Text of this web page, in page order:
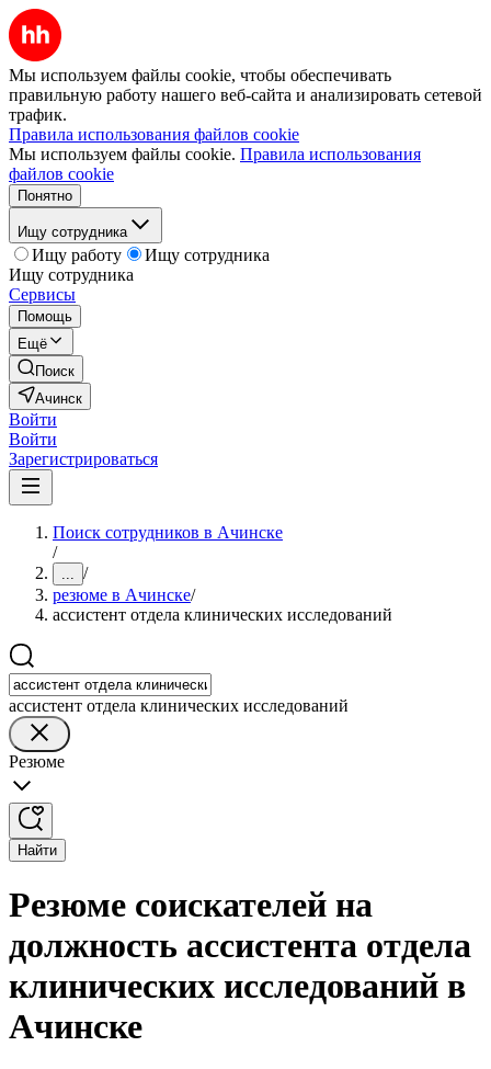
Мы используем файлы cookie, чтобы обеспечивать
правильную работу нашего веб-сайта и анализировать сетевой
трафик.
Правила использования файлов cookie
Мы используем файлы cookie. Правила использования
файлов cookie
Понятно
Ищу сотрудника
Ищу работу
Ищу сотрудника
Ищу сотрудника
Сервисы
Помощь
Ещё
Поиск
Ачинск
Войти
Войти
Зарегистрироваться
Поиск сотрудников в Ачинске
/
... /
резюме в Ачинске/
ассистент отдела клинических исследований
ассистент отдела клинических исследований
Резюме
Найти
Резюме соискателей на
должность ассистента отдела
клинических исследований в
Ачинске